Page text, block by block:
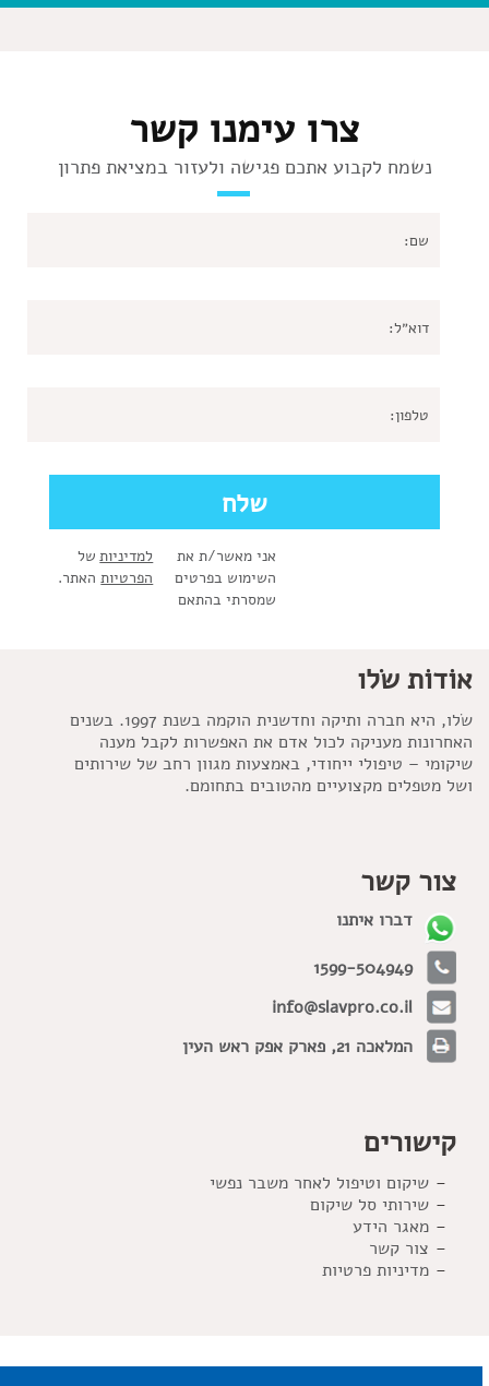
צרו עימנו קשר
נשמח לקבוע אתכם פגישה ולעזור במציאת פתרון
אני מאשר/ת את
השימוש בפרטים
שמסרתי בהתאם
למדיניות
הפרטיות
של
האתר.
אוֹדוֹת שׂלו
שׂלו, היא חברה ותיקה וחדשנית הוקמה בשנת 1997. בשנים
האחרונות מעניקה לכול אדם את האפשרות לקבל מענה
שיקומי – טיפולי ייחודי, באמצעות מגוון רחב של שירותים
ושל מטפלים מקצועיים מהטובים בתחומם.
צור קשר
דברו איתנו
1599-504949
info@slavpro.co.il
המלאכה 21, פארק אפק ראש העין
קישורים
שיקום וטיפול לאחר משבר נפשי
שירותי סל שיקום
מאגר הידע
צור קשר
מדיניות פרטיות